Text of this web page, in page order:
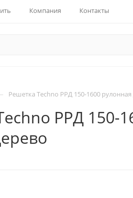
Компания Контакты
Решетка Techno РРД 150-1600
РРД 150-